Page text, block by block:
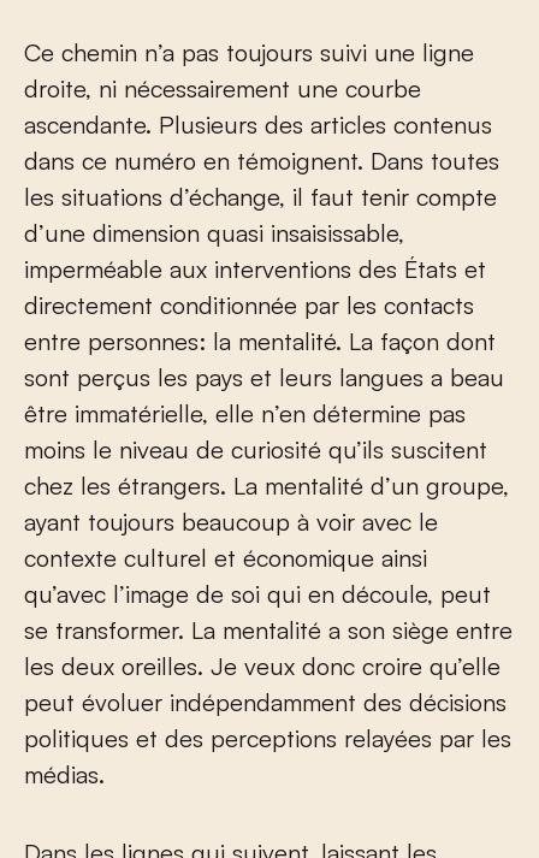
Ce chemin n’a pas toujours suivi une ligne
droite, ni nécessairement une courbe
ascendante. Plusieurs des articles contenus
dans ce numéro en témoignent. Dans toutes
les situations d’échange, il faut tenir compte
d’une dimension quasi insaisissable,
imperméable aux interventions des États et
directement conditionnée par les contacts
entre personnes: la mentalité. La façon dont
sont perçus les pays et leurs langues a beau
être immatérielle, elle n’en détermine pas
moins le niveau de curiosité qu’ils suscitent
chez les étrangers. La mentalité d’un groupe,
ayant toujours beaucoup à voir avec le
contexte culturel et économique ainsi
qu’avec l’image de soi qui en découle, peut
se transformer. La mentalité a son siège entre
les deux oreilles. Je veux donc croire qu’elle
peut évoluer indépendamment des décisions
politiques et des perceptions relayées par les
médias.